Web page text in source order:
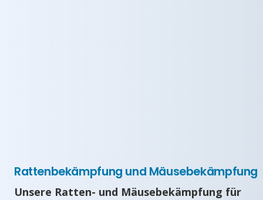
Rattenbekämpfung und Mäusebekämpfung
Unsere Ratten- und Mäusebekämpfung für